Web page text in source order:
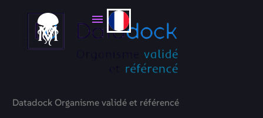
Datadock Organisme validé et référencé